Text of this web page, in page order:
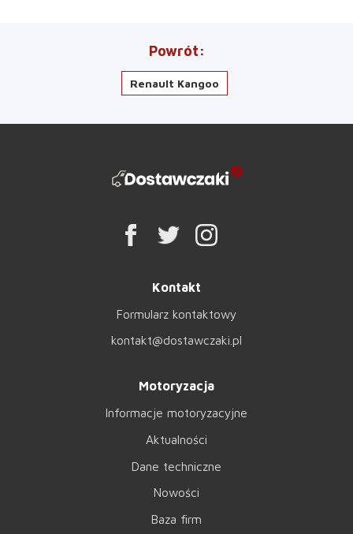
Powrót
Renault Kangoo
Kontakt
Formularz kontaktowy
kontakt@dostawczaki.pl
Motoryzacja
Informacje motoryzacyjne
Aktualności
Dane techniczne
Nowości
Baza firm